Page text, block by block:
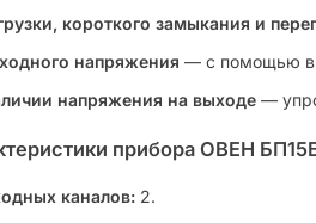
короткого замыкания и
напряжения — с помощью
напряжения на выходе —
прибора ОВЕН
каналов: 2.